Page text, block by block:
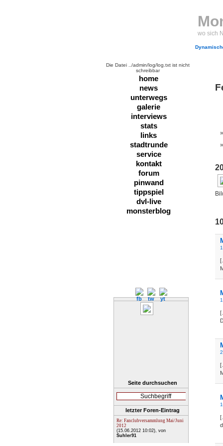
Die Datei ../admin/log/log.txt ist nicht
schreibbar
home
news
unterwegs
galerie
interviews
stats
links
stadtrunde
service
kontakt
forum
pinwand
tippspiel
dvl-live
monsterblog
Seite durchsuchen
letzter Foren-Eintrag
Re: Fanclubversammlung Mai/Juni
2012
(15.06.2012 10:02), von
Suhler91
wo sich